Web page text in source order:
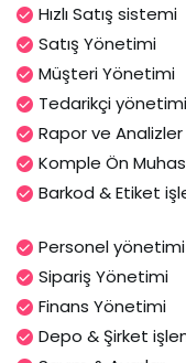
Hızlı Satış sistemi
Satış Yönetimi
Müşteri Yönetimi
Tedarikçi yönetimi
Rapor ve Analizler
Komple Ön
Barkod & Etiket
Personel yönetimi
Sipariş Yönetimi
Finans Yönetimi
Depo & Şirket